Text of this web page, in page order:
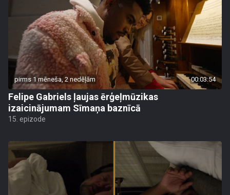
pirms 1 mēneša, 2 nedēļām 00:03:54
Felipe Gabriels ļaujas ērģeļmūzikas
izaicinājumam Sīmaņa baznīcā
15. epizode